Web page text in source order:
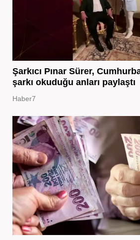
Şarkıcı Pınar Sürer,
şarkı okuduğu anları paylaştı
Haber7